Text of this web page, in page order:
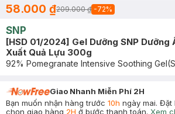
58.000 ₫209.000 ₫ -72%
SNP
[HSD 01/2024] Gel Dưỡng SNP Dưỡng
Xuất Quả Lựu 300g
92% Pomegranate Intensive Soothing Gel
Giao Nhanh Miễn Phí 2H
Bạn muốn nhận hàng trước 10h ngày mai. Đặt
chọn giao hàng 2H ở bước thanh toán. Xem